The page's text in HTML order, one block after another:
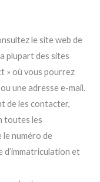
le site web de
plupart des sites
» où vous pourrez
une adresse e-mail.
de les contacter,
toutes les
numéro de
d’immatriculation et